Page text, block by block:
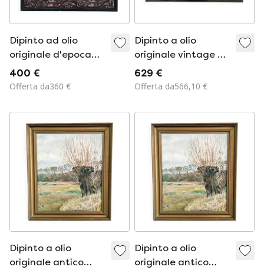
Dipinto ad olio
originale d'epoca
raffigurante una
natura morta con
400 €
Offerta da360 €
Dipinto a olio
originale vintage di
paesaggio marino,
firmato, opera
629 €
Offerta da566,10 €
Dipinto a olio
originale antico
Dipinto a olio
originale antico